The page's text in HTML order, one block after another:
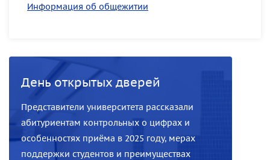
Информация об общежитии
День открытых дверей
Представители университета рассказали
абитуриентам контрольных о цифрах и
особенностях приёма в 2025 году, мерах
поддержки студентов и преимуществах